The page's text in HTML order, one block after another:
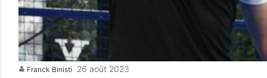
Franck Binisti 26 août 2023